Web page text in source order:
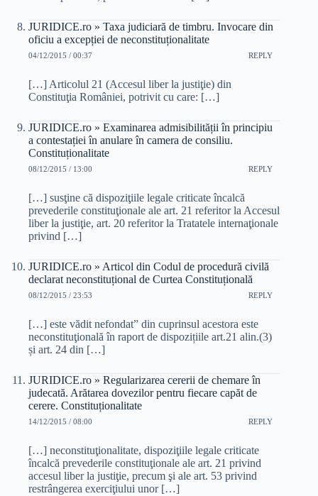
JURIDICE.ro » Taxa judiciară de timbru. Invocare din
oficiu a excepției de neconstituționalitate
04/12/2015 / 00:37 REPLY
[…] Articolul 21 (Accesul liber la justiţie) din
Constituţia României, potrivit cu care: […]
JURIDICE.ro » Examinarea admisibilității în principiu
a contestației în anulare în camera de consiliu.
Constituționalitate
08/12/2015 / 13:00 REPLY
[…] susţine că dispoziţiile legale criticate încalcă
prevederile constituţionale ale art. 21 referitor la Accesul
liber la justiţie, art. 20 referitor la Tratatele internaţionale
privind […]
JURIDICE.ro » Articol din Codul de procedură civilă
declarat neconstituțional de Curtea Constituțională
08/12/2015 / 23:53 REPLY
[…] este vădit nefondat” din cuprinsul acestora este
neconstituţională în raport de dispozițiile art.21 alin.(3)
și art. 24 din […]
JURIDICE.ro » Regularizarea cererii de chemare în
judecată. Arătarea dovezilor pentru fiecare capăt de
cerere. Constituționalitate
14/12/2015 / 08:00 REPLY
[…] neconstituţionalitate, dispoziţiile legale criticate
încalcă prevederile constituţionale ale art. 21 privind
accesul liber la justiţie, precum şi ale art. 53 privind
restrângerea exerciţiului unor […]